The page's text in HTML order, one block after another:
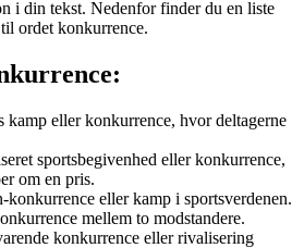
i din tekst. Nedenfor finder du en liste
ordet konkurrence.
kamp eller konkurrence, hvor deltagerne
sportsbegivenhed eller konkurrence,
om en pris.
konkurrence eller kamp i sportsverdenen.
mellem to modstandere.
konkurrence eller rivalisering